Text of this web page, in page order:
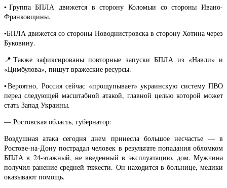
▪️Группа БПЛА движется в сторону Коломыи со стороны Ивано-
Франковщины.
▪️БПЛА движется со стороны Новоднистровска в сторону Хотина через
Буковину.
📍Также зафиксированы повторные запуски БПЛА из «Навли» и
«Цимбулова», пишут вражеские ресурсы.
▪️Вероятно, Россия сейчас «прощупывает» украинскую систему ПВО
перед следующей масштабной атакой, главной целью которой может
стать Запад Украины.
— Ростовская область, губернатор:
Воздушная атака сегодня днем принесла большое несчастье — в
Ростове-на-Дону пострадал человек в результате попадания обломком
БПЛА в 24-этажный, не введенный в эксплуатацию, дом. Мужчина
получил ранение средней тяжести. Он находится в больнице, медики
оказывают помощь.